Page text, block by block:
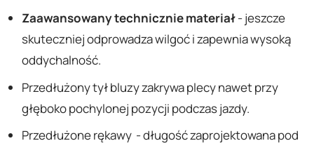
Zaawansowany technicznie materiał- jeszcze
skuteczniej odprowadza wilgoć i zapewnia wysoką
oddychalność.
Przedłużony tył bluzy zakrywa plecy nawet przy
głęboko pochylonej pozycji podczas jazdy.
Przedłużone rękawy - długość zaprojektowana pod